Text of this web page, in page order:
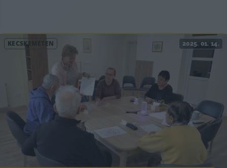
KECSKEMÉTEN 2025. 01. 14.